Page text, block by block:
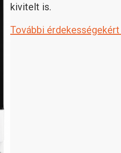
kivitelt is.
További